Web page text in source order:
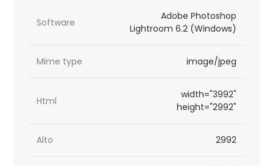
Software
Adobe Photoshop
Lightroom 6.2 (Windows)
Mime type image/jpeg
Html
width="3992"
height="2992"
Alto 2992